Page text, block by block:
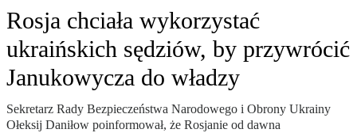
Rosja chciała wykorzystać
ukraińskich sędziów, by przywrócić
Janukowycza do władzy
Sekretarz Rady Bezpieczeństwa Narodowego i Obrony Ukrainy
Ołeksij Daniłow poinformował, że Rosjanie od dawna